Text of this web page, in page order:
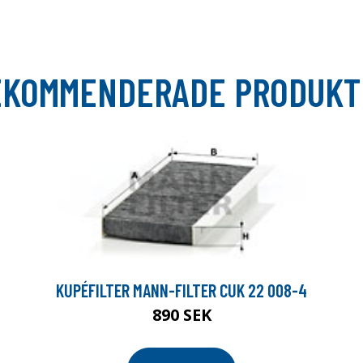
KUPÉFILTER MANN-FILTER CUK 22 008-4
890 SEK